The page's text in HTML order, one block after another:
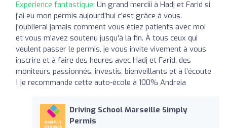
Expérience fantastique: Un grand merciii à Hadj et Farid si
j'ai eu mon permis aujourd'hui c'est grâce à vous.
j'oublierai jamais comment vous étiez patients avec moi
et vous m'avez soutenu jusqu'à la fin. À tous ceux qui
veulent passer le permis, je vous invite vivement à vous
inscrire et à faire des heures avec Hadj et Farid, des
moniteurs passionnés, investis, bienveillants et à l’écoute
! je recommande cette auto-école à 100% Andreia
Driving School Marseille Simply
Permis